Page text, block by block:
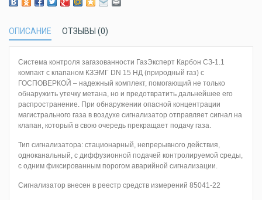
ОПИСАНИЕ ОТЗЫВЫ (0)
Система контроля загазованности ГазЭксперт Карбон СЗ-1.1
компакт с клапаном КЗЭМГ DN 15 НД (природный газ) с
ГОСПОВЕРКОЙ – надежный комплект, помогающий не только
обнаружить утечку метана, но и предотвратить дальнейшее его
распространение. При обнаружении опасной концентрации
магистрального газа в воздухе сигнализатор отправляет сигнал на
клапан, который в свою очередь прекращает подачу газа.
Тип сигнализатора: стационарный, непрерывного действия,
одноканальный, с диффузионной подачей контролируемой среды,
с одним фиксированным порогом аварийной сигнализации.
Сигнализатор внесен в реестр средств измерений 85041-22